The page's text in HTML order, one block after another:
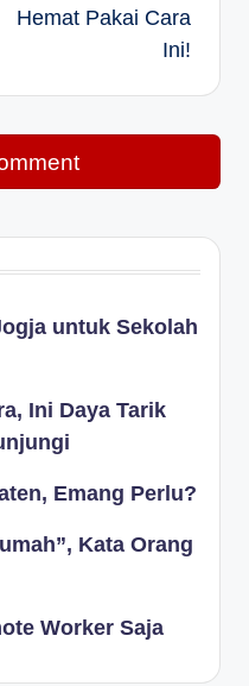
Hemat Pakai Cara
Ini!
untuk Sekolah
Ini Daya Tarik
Emang Perlu?
Kata Orang
Worker Saja